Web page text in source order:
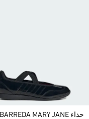
حذاء BARREDA MARY JANE